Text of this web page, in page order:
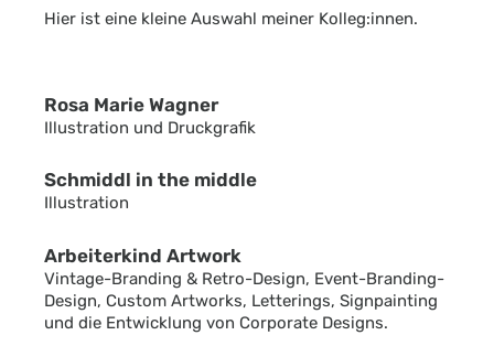
Hier ist eine kleine Auswahl meiner Kolleg:innen.
Rosa Marie Wagner
Illustration und Druckgrafik
Schmiddl in the middle
Illustration
Arbeiterkind Artwork
Vintage-Branding & Retro-Design, Event-Branding-
Design, Custom Artworks, Letterings, Signpainting
und die Entwicklung von Corporate Designs.